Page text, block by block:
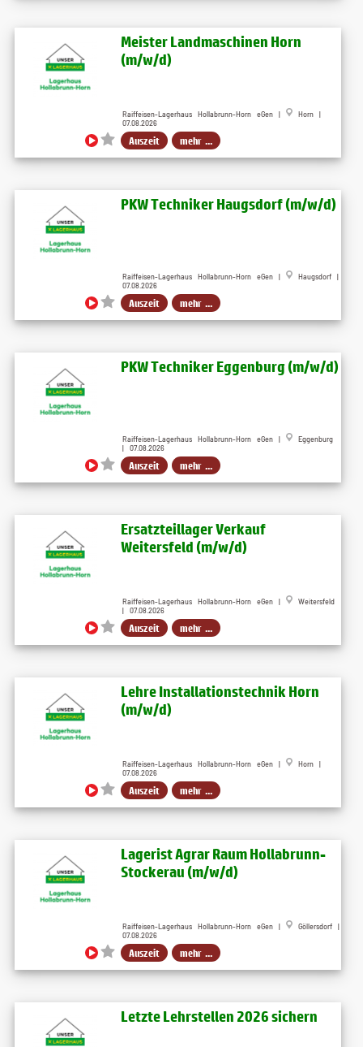
Meister Landmaschinen Horn
(m/w/d)
Raiffeisen-Lagerhaus Hollabrunn-Horn eGen |
Horn |
07.08.2026
Auszeit mehr ...
PKW Techniker Haugsdorf (m/w/d)
Raiffeisen-Lagerhaus Hollabrunn-Horn eGen |
Haugsdorf |
07.08.2026
Auszeit mehr ...
PKW Techniker Eggenburg (m/w/d)
Raiffeisen-Lagerhaus Hollabrunn-Horn eGen |
Eggenburg
| 07.08.2026
Auszeit mehr ...
Ersatzteillager Verkauf
Weitersfeld (m/w/d)
Raiffeisen-Lagerhaus Hollabrunn-Horn eGen |
Weitersfeld
| 07.08.2026
Auszeit mehr ...
Lehre Installationstechnik Horn
(m/w/d)
Raiffeisen-Lagerhaus Hollabrunn-Horn eGen |
Horn |
07.08.2026
Auszeit mehr ...
Lagerist Agrar Raum Hollabrunn-
Stockerau (m/w/d)
Raiffeisen-Lagerhaus Hollabrunn-Horn eGen |
Göllersdorf |
07.08.2026
Auszeit mehr ...
Letzte Lehrstellen 2026 sichern